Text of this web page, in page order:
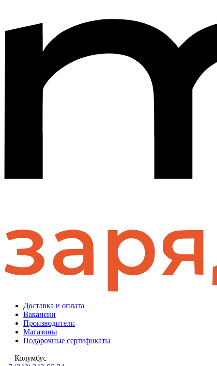
Доставка и оплата
Вакансии
Производители
Магазины
Подарочные сертификаты
Колумбус